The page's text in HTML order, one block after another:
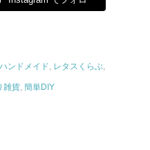
ハンドメイド, レタスくらぶ,
雑貨, 簡単DIY